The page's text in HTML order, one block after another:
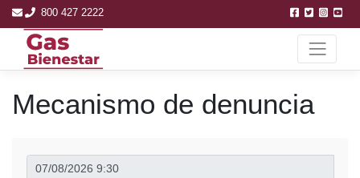
800 427 2222
Mecanismo de denuncia